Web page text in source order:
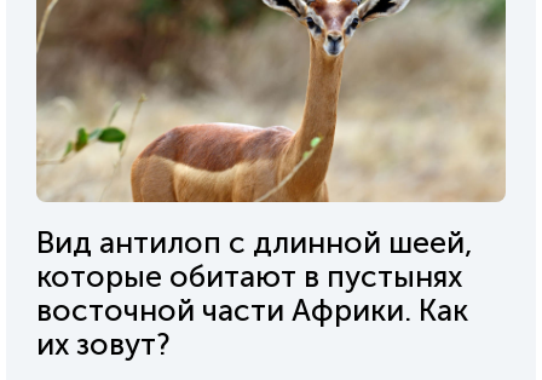
Вид антилоп с длинной шеей,
которые обитают в пустынях
восточной части Африки. Как
их зовут?